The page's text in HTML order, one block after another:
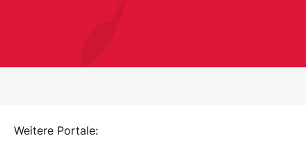
Weitere Portale: